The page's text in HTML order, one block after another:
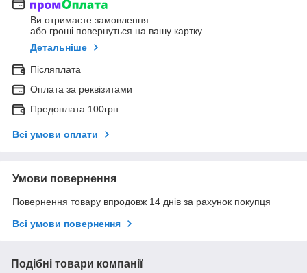
Ви отримаєте замовлення
або гроші повернуться на вашу картку
Детальніше
Післяплата
Оплата за реквізитами
Предоплата 100грн
Всі умови оплати
Умови повернення
Повернення товару впродовж 14 днів за рахунок покупця
Всі умови повернення
Подібні товари компанії